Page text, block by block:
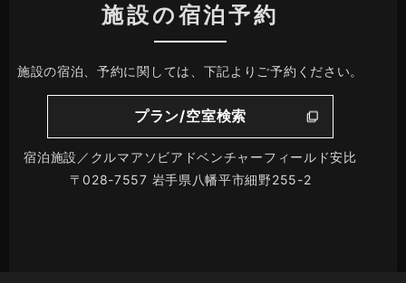
施設の宿泊予約
施設の宿泊、予約に関しては、下記よりご予約ください。
プラン/空室検索
宿泊施設／クルマアソビアドベンチャーフィールド安比
〒028-7557 岩手県八幡平市細野255-2